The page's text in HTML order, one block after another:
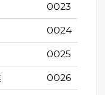
0023
0024
0025
0026